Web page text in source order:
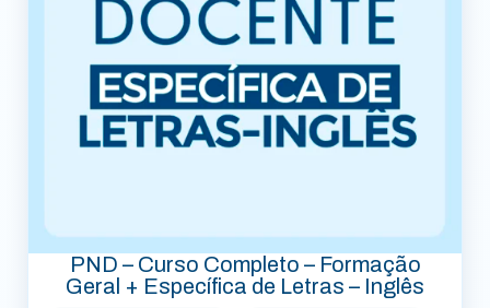
PND – Curso Completo – Formação
Geral + Específica de Letras – Inglês